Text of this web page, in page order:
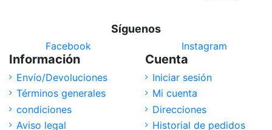
Síguenos
Facebook Instagram
Información
Envío/Devoluciones
Términos generales
condiciones
Aviso legal
Cuenta
Iniciar sesión
Mi cuenta
Direcciones
Historial de pedidos